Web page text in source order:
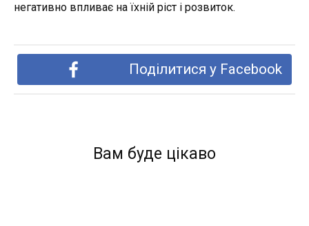
негативно впливає на їхній ріст і розвиток.
Поділитися у Facebook
Вам буде цікаво